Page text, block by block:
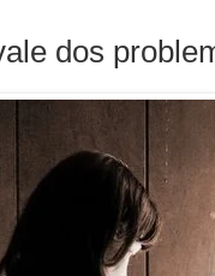
dos